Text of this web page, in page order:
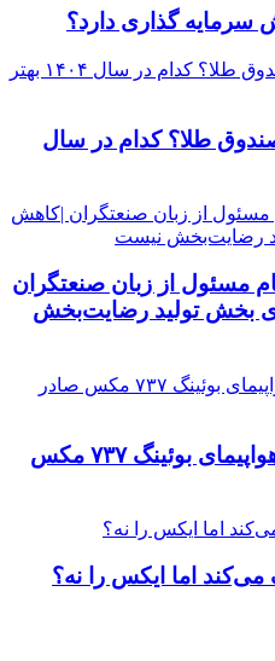
طلا؟ کدام در سال
مسئول از زبان صنعتگران
بخش تولید رضایت‌بخش
دستور بازرسی فوری هواپیمای بوئینگ ۷۳۷ مکس
می‌کند اما ایکس را نه؟